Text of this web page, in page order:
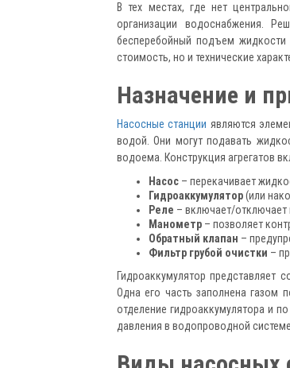
В тех местах, где нет
организации водоснабжения.
бесперебойный подъем
стоимость, но и технические
Назначение и
Насосные станции являются
водой. Они могут подавать
водоема. Конструкция агрегатов
Насос – перекачивает
Гидроаккумулятор(или
Реле – включает/отключает
Манометр – позволяет
Обратный клапан –
Фильтр грубой очистки –
Гидроаккумулятор
Одна его часть заполнена газом
отделение гидроаккумулятора и
давления в водопроводной